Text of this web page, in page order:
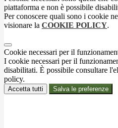
piattaforma e non è possibile
Per conoscere quali sono i cookie
visionare la COOKIE POLICY.
Cookie necessari per il
I cookie necessari per il
disabilitati. È possibile consultare
policy.
Accetta tutti Salva le preferenze